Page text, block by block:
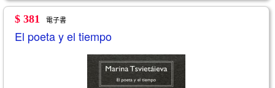
$ 381 電子書
El poeta y el tiempo